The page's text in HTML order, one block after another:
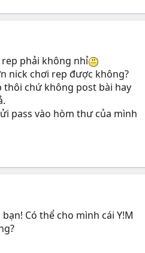
phải không nhỉ
nick chơi rep được không?
thôi chứ không post bài hay
pass vào hòm thư của mình
Có thể cho mình cái Y!M